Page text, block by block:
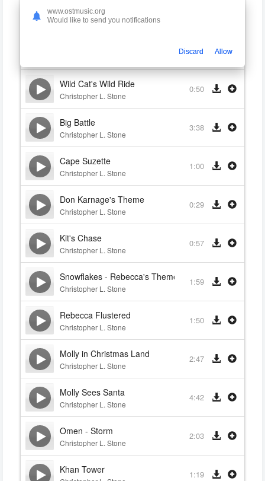
Don Karnage's Cave
Christopher L. Stone
1:44
Wild Cat's Wild Ride
Christopher L. Stone
0:50
Big Battle
Christopher L. Stone
3:38
Cape Suzette
Christopher L. Stone
1:00
Don Karnage's Theme
Christopher L. Stone
0:29
Kit's Chase
Christopher L. Stone
0:57
Snowflakes - Rebecca's Theme
Christopher L. Stone
1:59
Rebecca Flustered
Christopher L. Stone
1:50
Molly in Christmas Land
Christopher L. Stone
2:47
Molly Sees Santa
Christopher L. Stone
4:42
Omen - Storm
Christopher L. Stone
2:03
Khan Tower 1:19
www.ostmusic.org
Would like to send you notifications
Discard Allow